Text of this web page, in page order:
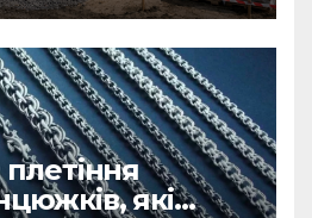
плетіння
які